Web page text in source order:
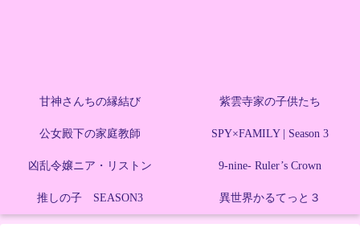
甘神さんちの縁結び 紫雲寺家の子供たち
公女殿下の家庭教師 SPY×FAMILY | Season 3
凶乱令嬢ニア・リストン 9-nine- Ruler’s Crown
推しの子 SEASON3 異世界かるてっと３